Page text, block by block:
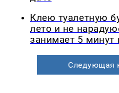
Клею туалетную
лето и не
занимает 5 минут
Следующая